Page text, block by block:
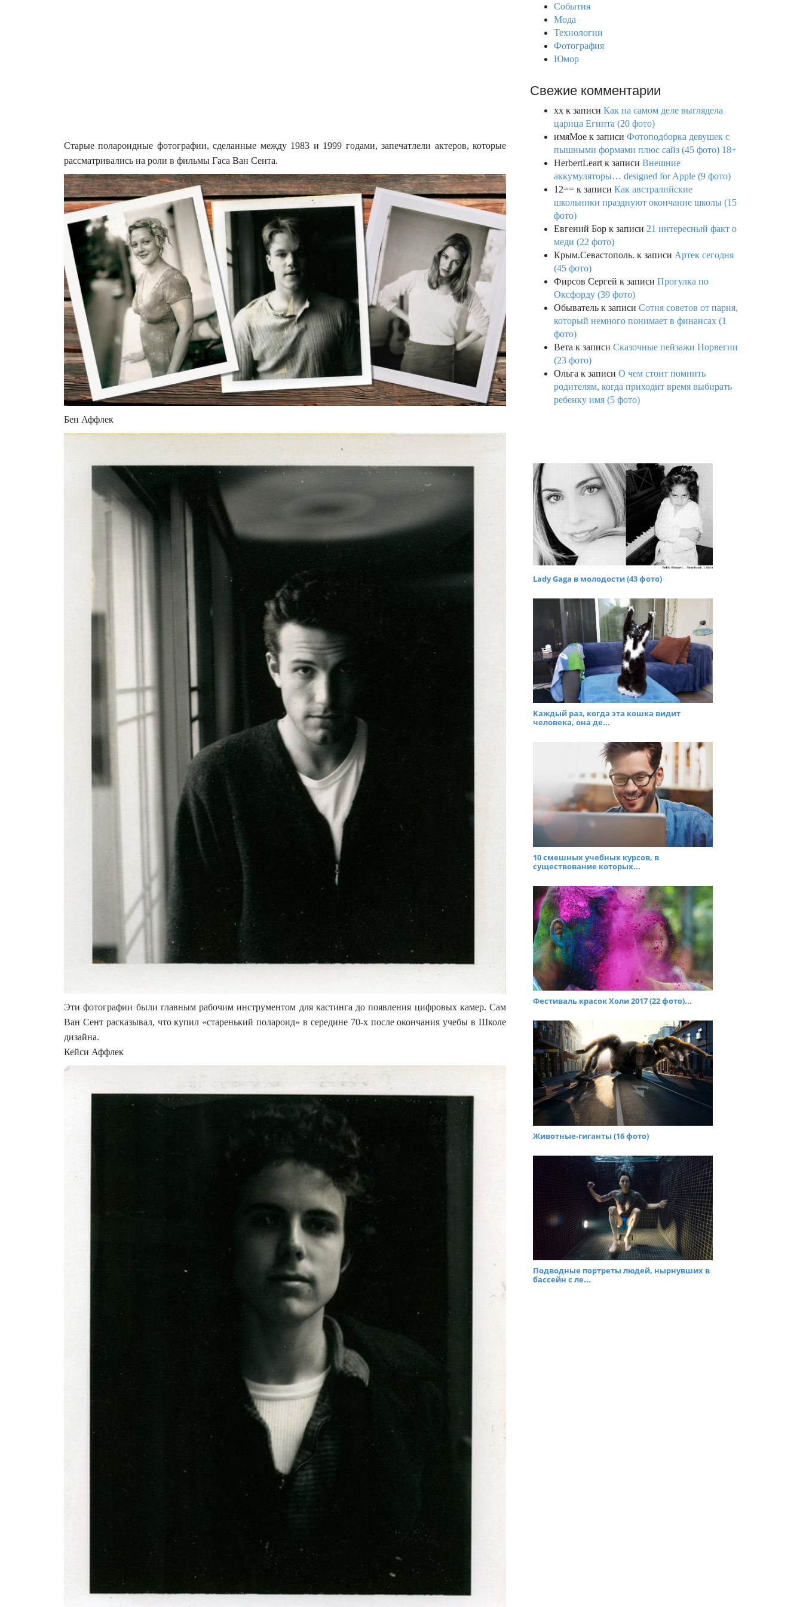
Старые полароидные фотографии, сделанные между 1983 и 1999 годами, запечатлели актеров, которые
рассматривались на роли в фильмы Гаса Ван Сента.
Бен Аффлек
Эти фотографии были главным рабочим инструментом для кастинга до появления цифровых камер. Сам
Ван Сент расказывал, что купил «старенький полароид» в середине 70-х после окончания учебы в Школе
дизайна.
Кейси Аффлек
События
Мода
Технологии
Фотография
Юмор
Свежие комментарии
xx к записи Как на самом деле выглядела
царица Египта (20 фото)
имяМое к записи Фотоподборка девушек с
пышными формами плюс сайз (45 фото) 18+
HerbertLeart к записи Внешние
аккумуляторы… designed for Apple (9 фото)
12== к записи Как австралийские
школьники празднуют окончание школы (15
фото)
Евгений Бор к записи 21 интересный факт о
меди (22 фото)
Крым.Севастополь. к записи Артек сегодня
(45 фото)
Фирсов Сергей к записи Прогулка по
Оксфорду (39 фото)
Обыватель к записи Сотня советов от парня,
который немного понимает в финансах (1
фото)
Вета к записи Сказочные пейзажи Норвегии
(23 фото)
Ольга к записи О чем стоит помнить
родителям, когда приходит время выбирать
ребенку имя (5 фото)
Lady Gaga в молодости (43 фото)
Каждый раз, когда эта кошка видит
человека, она де...
10 смешных учебных курсов, в
существование которых...
Фестиваль красок Холи 2017 (22 фото)...
Животные-гиганты (16 фото)
Подводные портреты людей, нырнувших в
бассейн с ле...